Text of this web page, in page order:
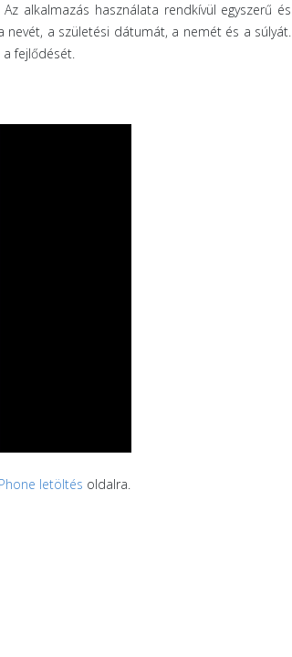
alkalmazás használata rendkívül egyszerű és
a születési dátumát, a nemét és a súlyát.
fejlődését.
letöltés oldalra.